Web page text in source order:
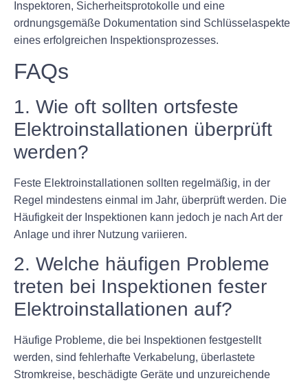
Inspektoren, Sicherheitsprotokolle und eine
ordnungsgemäße Dokumentation sind Schlüsselaspekte
eines erfolgreichen Inspektionsprozesses.
FAQs
1. Wie oft sollten ortsfeste
Elektroinstallationen überprüft
werden?
Feste Elektroinstallationen sollten regelmäßig, in der
Regel mindestens einmal im Jahr, überprüft werden. Die
Häufigkeit der Inspektionen kann jedoch je nach Art der
Anlage und ihrer Nutzung variieren.
2. Welche häufigen Probleme
treten bei Inspektionen fester
Elektroinstallationen auf?
Häufige Probleme, die bei Inspektionen festgestellt
werden, sind fehlerhafte Verkabelung, überlastete
Stromkreise, beschädigte Geräte und unzureichende